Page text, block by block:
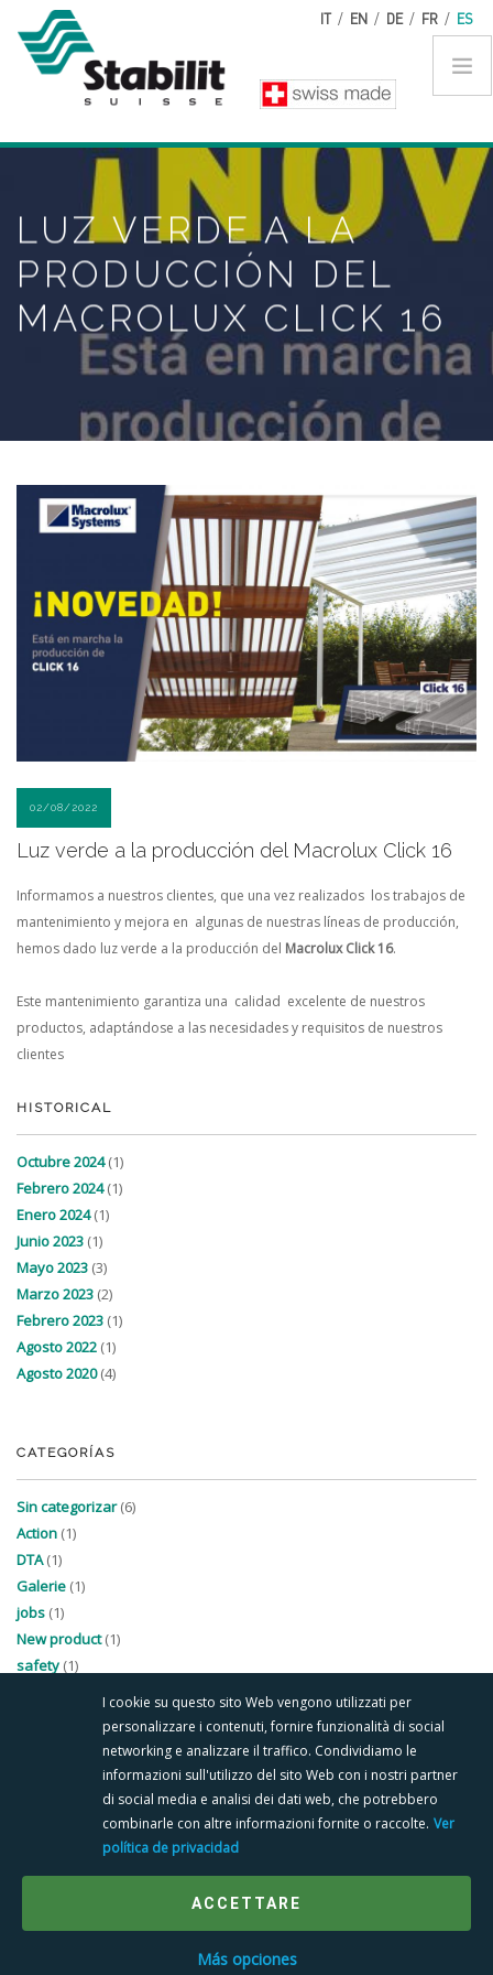
Pasar al contenido principal IT / EN / DE / FR / ES
LUZ VERDE A LA
PRODUCCIÓN DEL
MACROLUX CLICK 16
02/08/2022
Luz verde a la producción del Macrolux Click 16
Informamos a nuestros clientes, que una vez realizados los trabajos de
mantenimiento y mejora en algunas de nuestras líneas de producción,
hemos dado luz verde a la producción del Macrolux Click 16.
Este mantenimiento garantiza una calidad excelente de nuestros
productos, adaptándose a las necesidades y requisitos de nuestros
clientes
HISTORICAL
Octubre 2024(1)
Febrero 2024(1)
Enero 2024(1)
Junio 2023 (1)
Mayo 2023 (3)
Marzo 2023 (2)
Febrero 2023 (1)
Agosto 2022 (1)
Agosto 2020(4)
CATEGORÍAS
Sin categorizar(6)
Action (1)
DTA(1)
Galerie (1)
jobs (1)
New product(1)
safety (1)
COOKIE POLICY PRIVACY POLICY
Contáctenos / solicite una cotización
I cookie su questo sito Web vengono utilizzati per
personalizzare i contenuti, fornire funzionalità di social
networking e analizzare il traffico. Condividiamo le
informazioni sull'utilizzo del sito Web con i nostri partner
di social media e analisi dei dati web, che potrebbero
combinarle con altre informazioni fornite o raccolte. Ver
política de privacidad
ACCETTARE
Más opciones